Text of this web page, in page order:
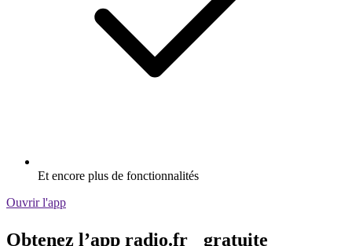
Et encore plus de fonctionnalités
Ouvrir l'app
Obtenez l’app radio.fr gratuite